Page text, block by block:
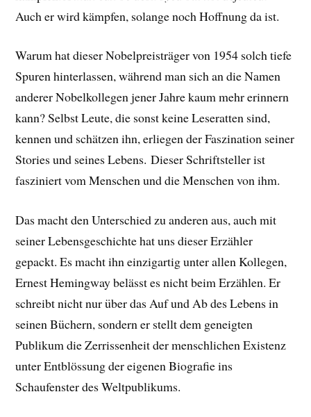
Auch er wird kämpfen, solange noch Hoffnung da ist.
Warum hat dieser Nobelpreisträger von 1954 solch tiefe
Spuren hinterlassen, während man sich an die Namen
anderer Nobelkollegen jener Jahre kaum mehr erinnern
kann? Selbst Leute, die sonst keine Leseratten sind,
kennen und schätzen ihn, erliegen der Faszination seiner
Stories und seines Lebens. Dieser Schriftsteller ist
fasziniert vom Menschen und die Menschen von ihm.
Das macht den Unterschied zu anderen aus, auch mit
seiner Lebensgeschichte hat uns dieser Erzähler
gepackt. Es macht ihn einzigartig unter allen Kollegen,
Ernest Hemingway belässt es nicht beim Erzählen. Er
schreibt nicht nur über das Auf und Ab des Lebens in
seinen Büchern, sondern er stellt dem geneigten
Publikum die Zerrissenheit der menschlichen Existenz
unter Entblössung der eigenen Biografie ins
Schaufenster des Weltpublikums.